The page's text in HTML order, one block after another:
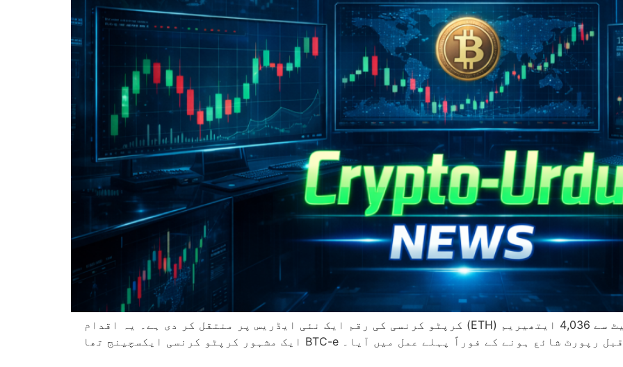
امریکی حکومت نے اپنے BTC-e ضبط شدہ والیٹ سے 4,036 ایتھیریم (ETH) کرپٹو کرنسی کی رقم ایک نئی ایڈریس پر منتقل کر دی ہے۔ یہ اقدام
آن چین لینز کی نگرانی کے مطابق چار منٹ قبل رپورٹ شائع ہونے کے فوراً پہلے عمل میں آیا۔ BTC-e ایک مشہور کرپٹو کرنسی ایکسچینج تھا